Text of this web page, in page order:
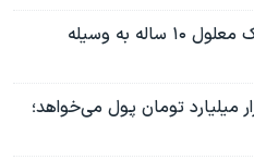
رسانه‌ها در ایران از قتل یک کودک معلول ۱۰ ساله‌ به وسیله
«صعب‌العلاج» ۱۸ هزار میلیارد تومان پول‌ می‌خواهد؛